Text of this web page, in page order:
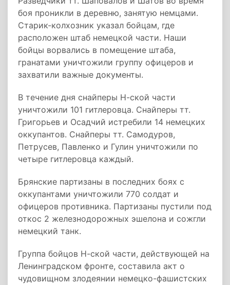
боя проникли в деревню, занятую немцами.
Старик-колхозник указал бойцам, где
расположен штаб немецкой части. Наши
бойцы ворвались в помещение штаба,
гранатами уничтожили группу офицеров и
захватили важные документы.
B течение дня снайперы Н-ской части
уничтожили 101 гитлеровца. Снайперы тт.
Григорьев и Осадчий истребили 14 немецких
оккупантов. Снайперы тт. Самодуров,
Петрусев, Павленко и Гулин уничтожили по
четыре гитлеровца каждый.
Брянские партизаны в последних боях с
оккупантами уничтожили 770 солдат и
офицеров противника. Партизаны пустили под
откос 2 железнодорожных эшелона и сожгли
немецкий танк.
Группа бойцов Н-ской части, действующей на
Ленинградском фронте, составила акт о
чудовищном злодеянии немецко-фашистских